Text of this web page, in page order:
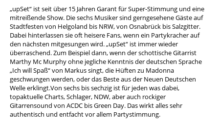
„upSet“ ist seit über 15 Jahren Garant für Super-Stimmung und eine
mitreißende Show. Die sechs Musiker sind gerngesehene Gäste auf
Stadtfesten von Helgoland bis NRW, von Osnabrück bis Salzgitter.
Dabei hinterlassen sie oft heisere Fans, wenn ein Partykracher auf
den nächsten mitgesungen wird. „upSet“ ist immer wieder
überraschend. Zum Beispiel dann, wenn der schottische Gitarrist
Marthy Mc Murphy ohne jegliche Kenntnis der deutschen Sprache
„Ich will Spaß“ von Markus singt, die Hüften zu Madonna
geschwungen werden, oder das Beste aus der Neuen Deutschen
Welle erklingt.Von sechs bis sechzig ist für jeden was dabei,
topaktuelle Charts, Schlager, NDW, aber auch rockiger
Gitarrensound von ACDC bis Green Day. Das wirkt alles sehr
authentisch und entfacht vor allem Partystimmung.